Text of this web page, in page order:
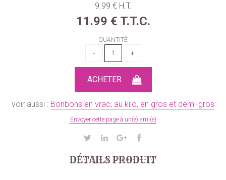
9.99 € H.T.
11.99 € T.T.C.
QUANTITÉ
voir aussi : Bonbons en vrac, au kilo, en gros et demi-gros
Envoyer cette page à un(e) ami(e)
DÉTAILS PRODUIT